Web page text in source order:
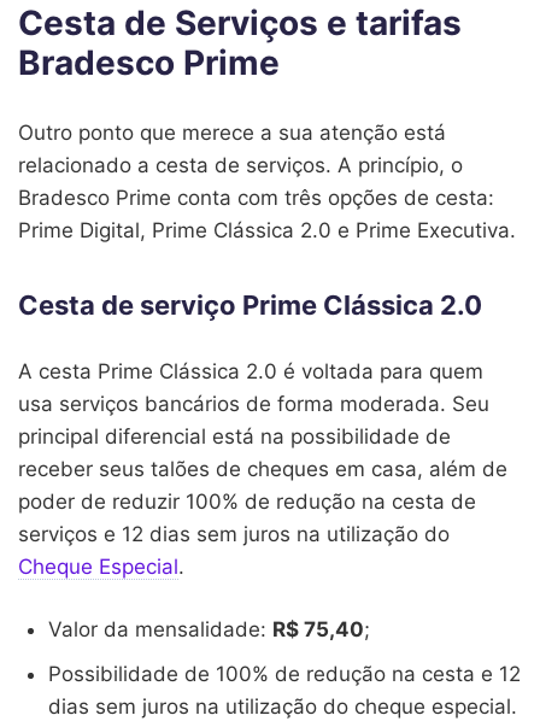
Cesta de Serviços e tarifas
Bradesco Prime
Outro ponto que merece a sua atenção está
relacionado a cesta de serviços. A princípio, o
Bradesco Prime conta com três opções de cesta:
Prime Digital, Prime Clássica 2.0 e Prime Executiva.
Cesta de serviço Prime Clássica 2.0
A cesta Prime Clássica 2.0 é voltada para quem
usa serviços bancários de forma moderada. Seu
principal diferencial está na possibilidade de
receber seus talões de cheques em casa, além de
poder de reduzir 100% de redução na cesta de
serviços e 12 dias sem juros na utilização do
Cheque Especial.
Valor da mensalidade: R$ 75,40;
Possibilidade de 100% de redução na cesta e 12
dias sem juros na utilização do cheque especial.